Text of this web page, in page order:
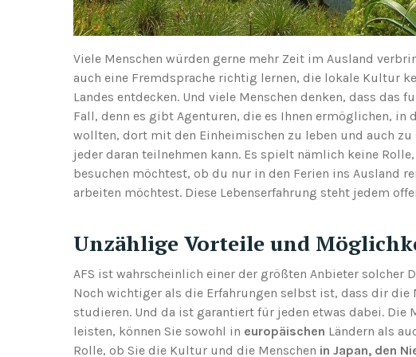
Viele Menschen würden gerne mehr Zeit im Ausland
auch eine Fremdsprache richtig lernen, die lokale Kultur
Landes entdecken. Und viele Menschen denken, dass
Fall, denn es gibt Agenturen, die es Ihnen ermöglichen, in
wollten, dort mit den Einheimischen zu leben und auch
jeder daran teilnehmen kann. Es spielt nämlich keine
besuchen möchtest, ob du nur in den Ferien ins Ausland
arbeiten möchtest. Diese Lebenserfahrung steht jedem
Unzählige Vorteile und
AFS ist wahrscheinlich einer der größten Anbieter solcher
Noch wichtiger als die Erfahrungen selbst ist, dass dir
studieren. Und da ist garantiert für jeden etwas dabei.
leisten, können Sie sowohl in europäischen Ländern als
Rolle, ob Sie die Kultur und die Menschen in Japan, den